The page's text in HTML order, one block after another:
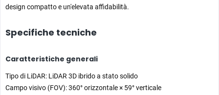
design compatto e un'elevata affidabilità.
Specifiche tecniche
Caratteristiche generali
Tipo di LiDAR: LiDAR 3D ibrido a stato solido
Campo visivo (FOV): 360° orizzontale × 59° verticale